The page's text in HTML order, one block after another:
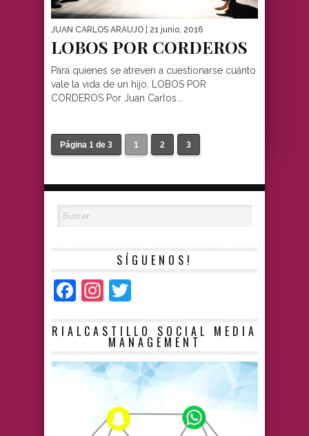
JUAN CARLOS ARAUJO | 21 junio, 2016
LOBOS POR CORDEROS
Para quienes se atreven a cuestionarse cuánto
vale la vida de un hijo. LOBOS POR
CORDEROS Por Juan Carlos...
Página 1 de 3 1 2 3
SÍGUENOS!
Facebook
Instagram
RIALCASTILLO SOCIAL MEDIA
MANAGEMENT